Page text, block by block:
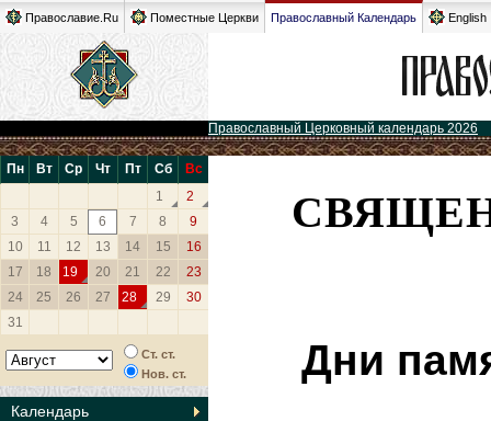
Православие.Ru Поместные Церкви Православный Календарь English
Православный Церковный календарь 2026
Пн Вт Ср Чт Пт Сб
Вс
1
2
3
4 5 6 7 8
9
10
11 12 13 14 15
16
17
18 19 20 21 22
23
24
25 26 27 28 29
30
31
Ст. ст.
Нов. ст.
Календарь
Дни